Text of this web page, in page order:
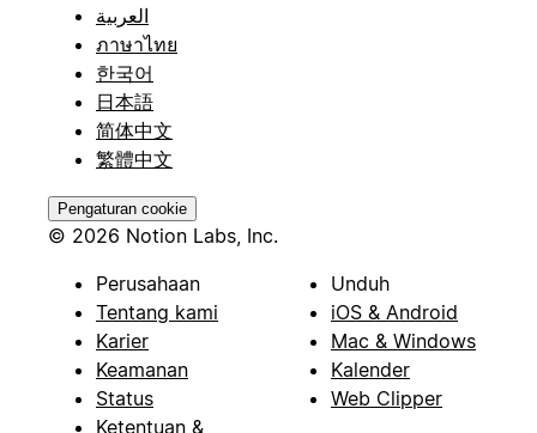
العربية
ภาษาไทย
한국어
日本語
简体中文
繁體中文
Pengaturan cookie
© 2026 Notion Labs, Inc.
Perusahaan
Tentang kami
Karier
Keamanan
Status
Ketentuan &
Unduh
iOS & Android
Mac & Windows
Kalender
Web Clipper